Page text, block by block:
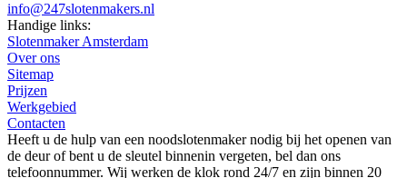
info@247slotenmakers.nl
Handige links:
Slotenmaker Amsterdam
Over ons
Sitemap
Prijzen
Werkgebied
Contacten
Heeft u de hulp van een noodslotenmaker nodig bij het openen van
de deur of bent u de sleutel binnenin vergeten, bel dan ons
telefoonnummer. Wij werken de klok rond 24/7 en zijn binnen 20